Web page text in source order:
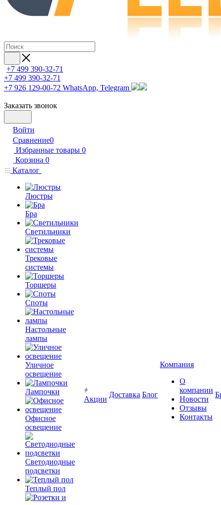
+7 499 390-32-71
+7 499 390-32-71
+7 926 129-00-72 WhatsApp, Telegram
Заказать звонок
Войти
Сравнение0
Избранные товары 0
Корзина 0
Каталог
Люстры
Бра
Светильники
Трековые
системы
Торшеры
Споты
Настольные
лампы
Уличное
освещение
Лампочки
Офисное
освещение
Светодиодные
подсветки
Теплый пол
Акции
Доставка Блог
Компания
О
компании
Новости
Отзывы
Контакты